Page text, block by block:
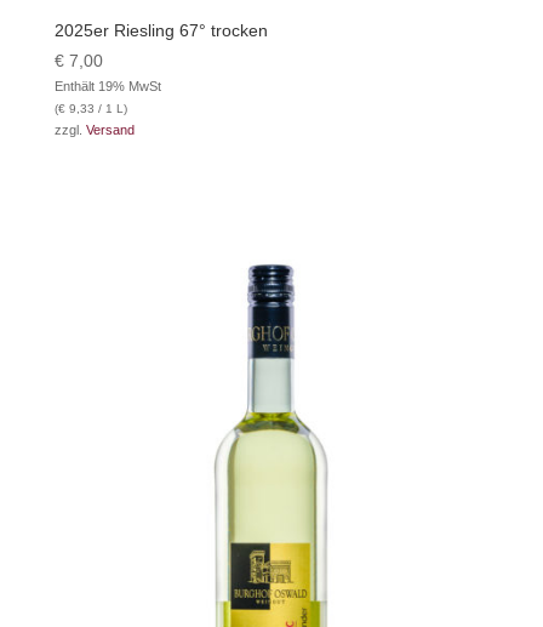
2025er Riesling 67° trocken
€7,00
Enthält 19% MwSt
(€9,33 / 1 L)
zzgl. Versand